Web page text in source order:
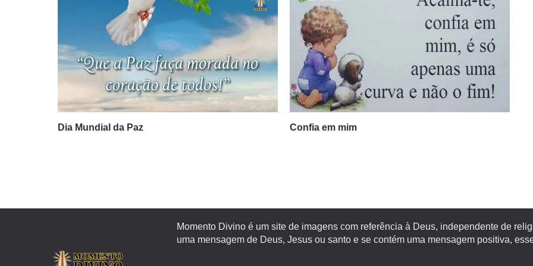
Dia Mundial da Paz Confia em mim
Momento Divino é um site de imagens com referência à Deus, independente de
uma mensagem de Deus, Jesus ou santo e se contém uma mensagem positiva,